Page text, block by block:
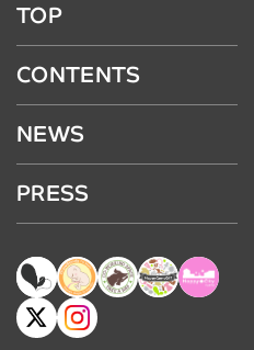
TOP
CONTENTS
NEWS
PRESS